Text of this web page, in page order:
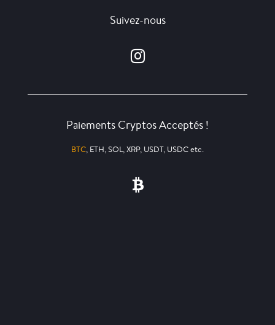
Suivez-nous
Paiements Cryptos Acceptés !
BTC, ETH, SOL, XRP, USDT, USDC etc.